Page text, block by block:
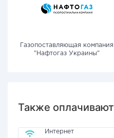
Газопоставляющая компания
"Нафтогаз Украины"
Также оплачивают
Интернет